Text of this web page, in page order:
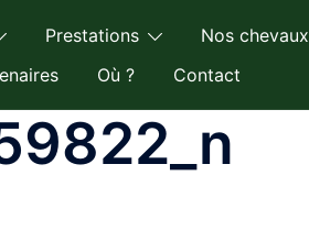
Prestations
Nos chevaux
Où ? Contact